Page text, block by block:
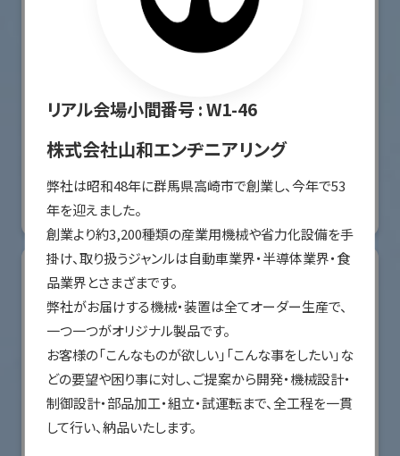
リアル会場小間番号 :W1-46
株式会社山和エンヂニアリング
弊社は昭和48年に群馬県高崎市で創業し、今年で53
年を迎えました。
創業より約3,200種類の産業用機械や省力化設備を手
掛け、取り扱うジャンルは自動車業界・半導体業界・食
品業界とさまざまです。
弊社がお届けする機械・装置は全てオーダー生産で、
一つ一つがオリジナル製品です。
お客様の「こんなものが欲しい」「こんな事をしたい」な
どの要望や困り事に対し、ご提案から開発・機械設計・
制御設計・部品加工・組立・試運転まで、全工程を一貫
して行い、納品いたします。
#スマートプロダクションロボット #要素技術
リアル会場小間番号 : W2-36